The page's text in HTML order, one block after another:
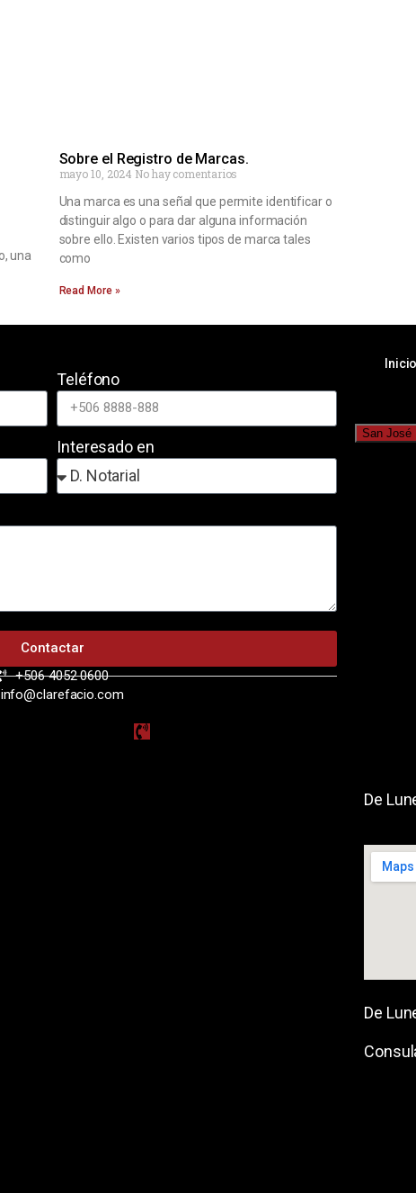
una
Sobre el Registro de Marcas.
mayo 10, 2024 No hay comentarios
Una marca es una señal que permite identificar o
distinguir algo o para dar alguna información
sobre ello. Existen varios tipos de marca tales
como
Read More »
Teléfono
Interesado en
Contactar
+506 4052 0600
info@clarefacio.com
Inicio
San José
De
De